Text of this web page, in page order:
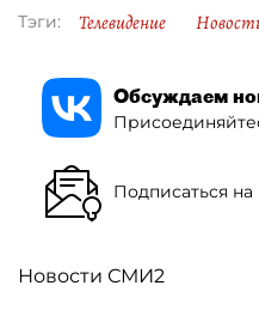
Тэги: Телевидение
Обсуждаем
Подписаться на
Новости СМИ2